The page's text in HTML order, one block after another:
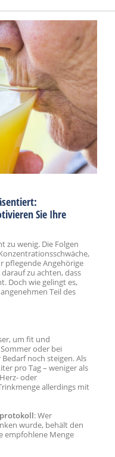
Sie Ihre
zu wenig. Die Folgen
pflegende Angehörige
zu achten, dass
Doch wie gelingt es,
Teil des
um fit und
oder bei
noch steigen. Als
pro Tag – weniger als
oder
allerdings mit
: Wer
wurde, behält den
empfohlene Menge